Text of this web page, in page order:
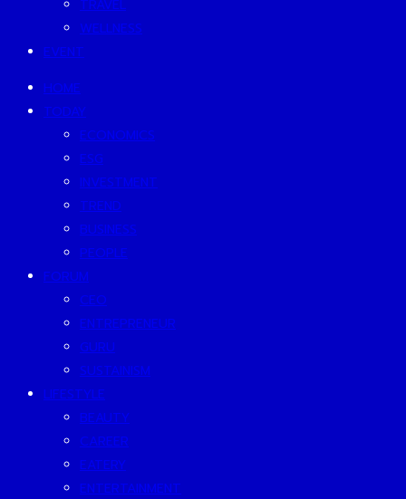
TRAVEL
WELLNESS
EVENT
HOME
TODAY
ECONOMICS
ESG
INVESTMENT
TREND
BUSINESS
PEOPLE
FORUM
CEO
ENTREPRENEUR
GURU
SUSTAINISM
LIFESTYLE
BEAUTY
CAREER
EATERY
ENTERTAINMENT